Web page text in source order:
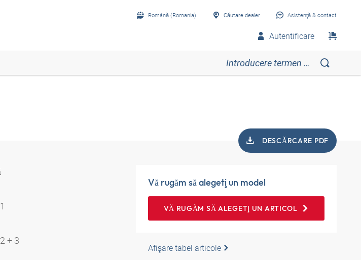
Română (Romania) Căutare dealer Asistenţă & contact
Autentificare
DESCĂRCARE PDF
+ 3
Vă rugăm să alegeţi un model
VĂ RUGĂM SĂ ALEGEŢI UN ARTICOL
Afişare tabel articole